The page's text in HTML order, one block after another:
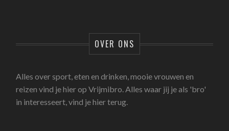
OVER ONS
Alles over sport, eten en drinken, mooie vrouwen en
reizen vind je hier op Vrijmibro. Alles waar jij je als 'bro'
in interesseert, vind je hier terug.